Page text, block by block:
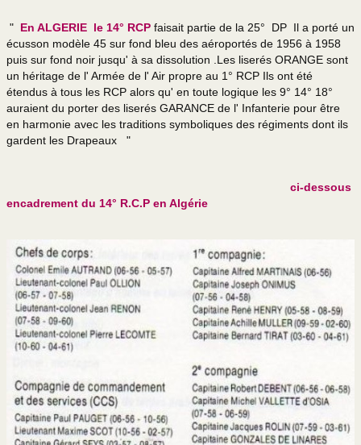
" En ALGERIE le 14° RCP faisait partie de la 25° DP Il a porté un
écusson modèle 45 sur fond bleu des aéroportés de 1956 à 1958
puis sur fond noir jusqu' à sa dissolution .Les liserés ORANGE sont
un héritage de l' Armée de l' Air propre au 1° RCP Ils ont été
étendus à tous les RCP alors qu' en toute logique les 9° 14° 18°
auraient du porter des liserés GARANCE de l' Infanterie pour être
en harmonie avec les traditions symboliques des régiments dont ils
gardent les Drapeaux "
ci-dessous
encadrement du 14° R.C.P en Algérie